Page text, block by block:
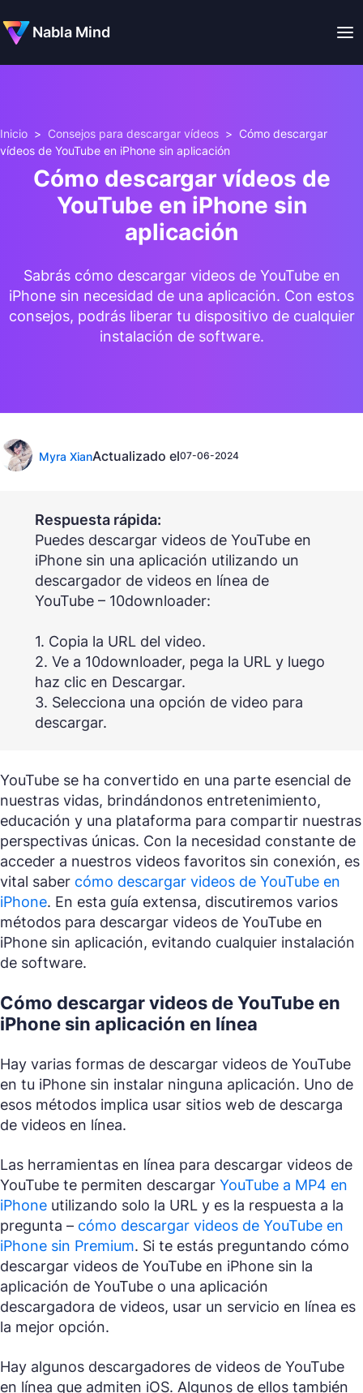
Nabla Mind
Inicio > Consejos para descargar vídeos > Cómo descargar
vídeos de YouTube en iPhone sin aplicación
Cómo descargar vídeos de
YouTube en iPhone sin
aplicación
Sabrás cómo descargar videos de YouTube en
iPhone sin necesidad de una aplicación. Con estos
consejos, podrás liberar tu dispositivo de cualquier
instalación de software.
Myra XianActualizado el07-06-2024
Respuesta rápida:
Puedes descargar videos de YouTube en
iPhone sin una aplicación utilizando un
descargador de videos en línea de
YouTube – 10downloader:
1. Copia la URL del video.
2. Ve a 10downloader, pega la URL y luego
haz clic en Descargar.
3. Selecciona una opción de video para
descargar.
YouTube se ha convertido en una parte esencial de
nuestras vidas, brindándonos entretenimiento,
educación y una plataforma para compartir nuestras
perspectivas únicas. Con la necesidad constante de
acceder a nuestros videos favoritos sin conexión, es
vital saber cómo descargar videos de YouTube en
iPhone. En esta guía extensa, discutiremos varios
métodos para descargar videos de YouTube en
iPhone sin aplicación, evitando cualquier instalación
de software.
Cómo descargar videos de YouTube en
iPhone sin aplicación en línea
Hay varias formas de descargar videos de YouTube
en tu iPhone sin instalar ninguna aplicación. Uno de
esos métodos implica usar sitios web de descarga
de videos en línea.
Las herramientas en línea para descargar videos de
YouTube te permiten descargar YouTube a MP4 en
iPhone utilizando solo la URL y es la respuesta a la
pregunta – cómo descargar videos de YouTube en
iPhone sin Premium. Si te estás preguntando cómo
descargar videos de YouTube en iPhone sin la
aplicación de YouTube o una aplicación
descargadora de videos, usar un servicio en línea es
la mejor opción.
Hay algunos descargadores de videos de YouTube
en línea que admiten iOS. Algunos de ellos también